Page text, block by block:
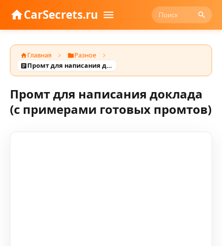
CarSecrets.ru
Главная
Разное
Промт для написания доклада (с примерами готовых промтов)
Промт для написания доклада
(с примерами готовых промтов)